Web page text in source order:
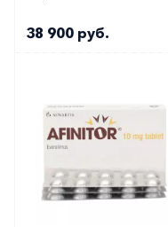
38 900 руб.